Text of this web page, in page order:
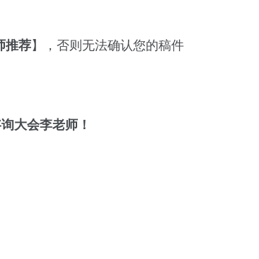
推荐】，否则无法确认您的稿件
大会李老师！